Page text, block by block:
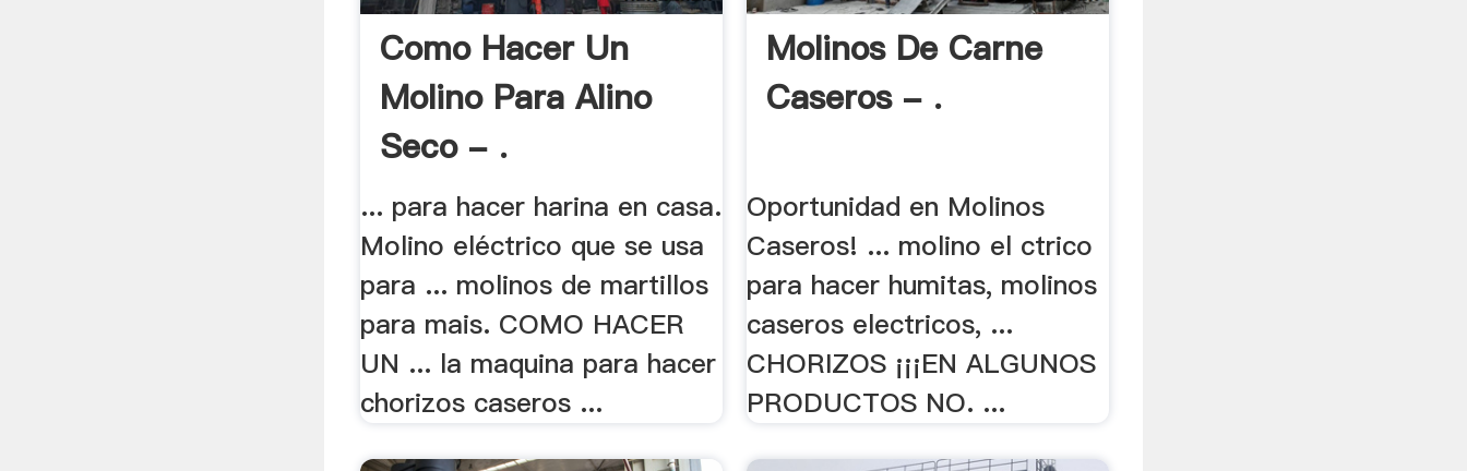
Como Hacer Un
Molino Para Alino
Seco - .
... para hacer harina en casa.
Molino eléctrico que se usa
para ... molinos de martillos
para mais. COMO HACER
UN ... la maquina para hacer
chorizos caseros ...
Molinos De Carne
Caseros - .
Oportunidad en Molinos
Caseros! ... molino el ctrico
para hacer humitas, molinos
caseros electricos, ...
CHORIZOS ¡¡¡EN ALGUNOS
PRODUCTOS NO. ...